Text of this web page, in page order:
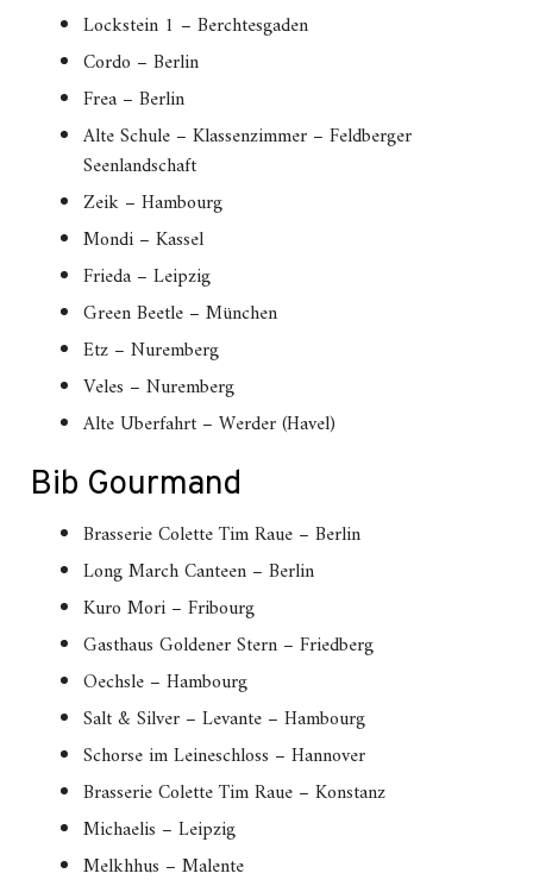
Lockstein 1 – Berchtesgaden
Cordo – Berlin
Frea – Berlin
Alte Schule – Klassenzimmer – Feldberger
Seenlandschaft
Zeik – Hambourg
Mondi – Kassel
Frieda – Leipzig
Green Beetle – München
Etz – Nuremberg
Veles – Nuremberg
Alte Uberfahrt – Werder (Havel)
Bib Gourmand
Brasserie Colette Tim Raue – Berlin
Long March Canteen – Berlin
Kuro Mori – Fribourg
Gasthaus Goldener Stern – Friedberg
Oechsle – Hambourg
Salt & Silver – Levante – Hambourg
Schorse im Leineschloss – Hannover
Brasserie Colette Tim Raue – Konstanz
Michaelis – Leipzig
Melkhhus – Malente